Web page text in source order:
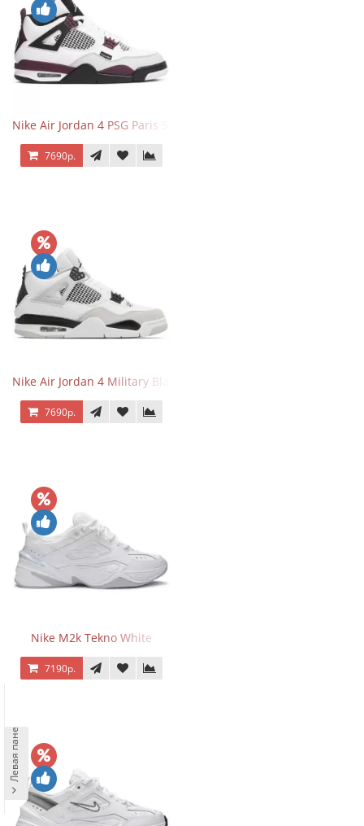
Nike Air Jordan 4 PSG Paris Saint Germain
7690р.
Nike Air Jordan 4 Military Black
7690р.
Nike M2k Tekno White
7190р.
Левая панель